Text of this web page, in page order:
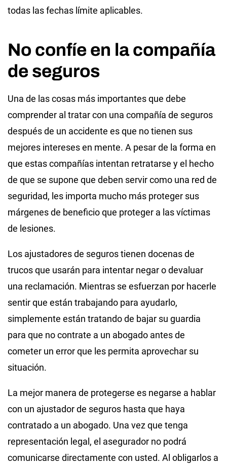
todas las fechas límite aplicables.
No confíe en la compañía
de seguros
Una de las cosas más importantes que debe
comprender al tratar con una compañía de seguros
después de un accidente es que no tienen sus
mejores intereses en mente. A pesar de la forma en
que estas compañías intentan retratarse y el hecho
de que se supone que deben servir como una red de
seguridad, les importa mucho más proteger sus
márgenes de beneficio que proteger a las víctimas
de lesiones.
Los ajustadores de seguros tienen docenas de
trucos que usarán para intentar negar o devaluar
una reclamación. Mientras se esfuerzan por hacerle
sentir que están trabajando para ayudarlo,
simplemente están tratando de bajar su guardia
para que no contrate a un abogado antes de
cometer un error que les permita aprovechar su
situación.
La mejor manera de protegerse es negarse a hablar
con un ajustador de seguros hasta que haya
contratado a un abogado. Una vez que tenga
representación legal, el asegurador no podrá
comunicarse directamente con usted. Al obligarlos a